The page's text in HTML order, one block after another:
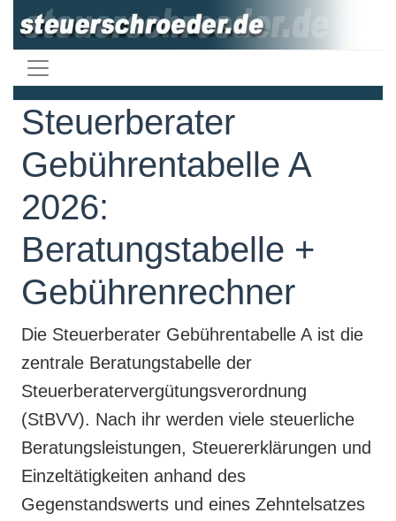
Steuerberater
Gebührentabelle A
2026:
Beratungstabelle +
Gebührenrechner
Die Steuerberater Gebührentabelle A ist die
zentrale Beratungstabelle der
Steuerberatervergütungsverordnung
(StBVV). Nach ihr werden viele steuerliche
Beratungsleistungen, Steuererklärungen und
Einzeltätigkeiten anhand des
Gegenstandswerts und eines Zehntelsatzes